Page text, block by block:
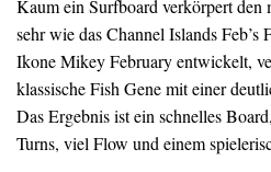
Kaum ein Surfboard verkörpert den
sehr wie das Channel Islands
Ikone Mikey February entwickelt,
klassische Fish Gene mit einer
Das Ergebnis ist ein schnelles
Turns, viel Flow und einem